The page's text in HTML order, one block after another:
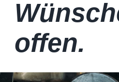
offen.